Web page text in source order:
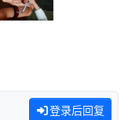
登录后回复